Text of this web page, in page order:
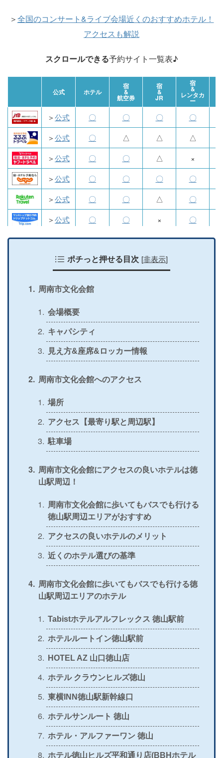
＞全国のコンサート&ライブ会場近くのおすすめホテル！
アクセスも解説
スクロールできる予約サイト一覧表♪
公式 ホテル
宿
&
航空券
宿
&
JR
宿
&
レンタカ
ー
＞公式 〇 〇 〇
〇
＞公式 〇 △ △
△
＞公式 〇 〇 △
×
＞公式 〇 〇 〇 〇
＞公式 〇 〇 △
〇
＞公式 〇 〇 × 〇
＞公式 〇 〇 × 〇
公式 〇 × ×
＞公式 〇 〇 〇
〇
＞公式 〇 × ×
×
＞公式 △ 〇 〇
×
＞公式 〇 ×
＞公式
＞公式 〇 〇
＞公式
＞公式 × 〇 × 〇
＞公式
＞公式 〇 〇 × 〇
＞公式 × 〇 ×
×
＞公式 〇 × 〇 ×
ポチっと押せる目次 [非表示]
周南市文化会館
会場概要
キャパシティ
見え方&座席&ロッカー情報
周南市文化会館へのアクセス
場所
アクセス【最寄り駅と周辺駅】
駐車場
周南市文化会館にアクセスの良いホテルは徳
山駅周辺！
周南市文化会館に歩いてもバスでも行ける
徳山駅周辺エリアがおすすめ
アクセスの良いホテルのメリット
近くのホテル選びの基準
周南市文化会館に歩いてもバスでも行ける徳
山駅周辺エリアのホテル
Tabistホテルアルフレックス 徳山駅前
ホテルルートイン徳山駅前
HOTEL AZ 山口徳山店
ホテル クラウンヒルズ徳山
東横INN徳山駅新幹線口
ホテルサンルート 徳山
ホテル・アルファーワン 徳山
ホテル徳山ヒルズ平和通り店(BBHホテル